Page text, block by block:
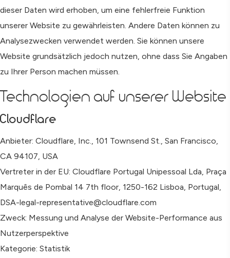
dieser Daten wird erhoben, um eine fehlerfreie Funktion
unserer Website zu gewährleisten. Andere Daten können zu
Analysezwecken verwendet werden. Sie können unsere
Website grundsätzlich jedoch nutzen, ohne dass Sie Angaben
zu Ihrer Person machen müssen.
Technologien auf unserer Website
Cloudflare
Anbieter: Cloudflare, Inc., 101 Townsend St., San Francisco,
CA 94107, USA
Vertreter in der EU: Cloudflare Portugal Unipessoal Lda, Praça
Marquês de Pombal 14 7th floor, 1250-162 Lisboa, Portugal,
DSA-legal-representative@cloudflare.com
Zweck: Messung und Analyse der Website-Performance aus
Nutzerperspektive
Kategorie: Statistik